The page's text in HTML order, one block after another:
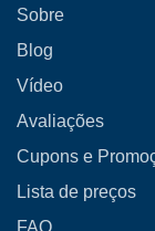
Sobre
Blog
Vídeo
Avaliações
Cupons e
Lista de preços
FAQ